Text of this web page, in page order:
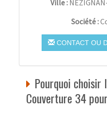
Ville :
Société :
CONTACT OU
Pourquoi choisir
Couverture 34